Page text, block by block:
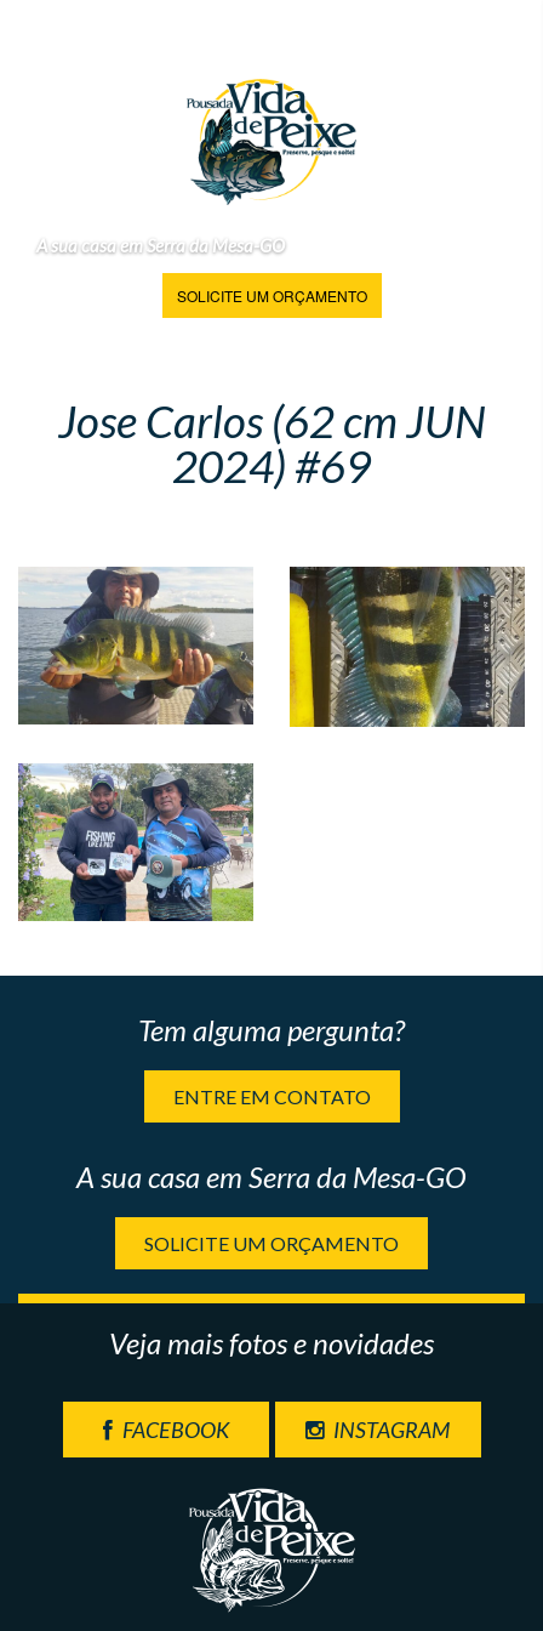
A sua casa em Serra da Mesa-GO
SOLICITE UM ORÇAMENTO
Jose Carlos (62 cm JUN
2024) #69
Tem alguma pergunta?
ENTRE EM CONTATO
A sua casa em Serra da Mesa-GO
SOLICITE UM ORÇAMENTO
Veja mais fotos e novidades
FACEBOOK INSTAGRAM